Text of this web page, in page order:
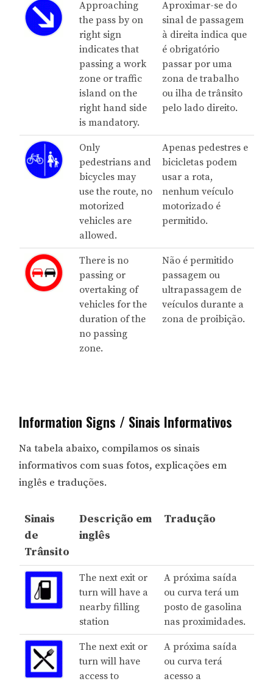
Approaching
the pass by on
right sign
indicates that
passing a work
zone or traffic
island on the
right hand side
is mandatory.
Aproximar-se do
sinal de passagem
à direita indica que
é obrigatório
passar por uma
zona de trabalho
ou ilha de trânsito
pelo lado direito.
Only
pedestrians and
bicycles may
use the route, no
motorized
vehicles are
allowed.
Apenas pedestres e
bicicletas podem
usar a rota,
nenhum veículo
motorizado é
permitido.
There is no
passing or
overtaking of
vehicles for the
duration of the
no passing
zone.
Não é permitido
passagem ou
ultrapassagem de
veículos durante a
zona de proibição.
Information Signs / Sinais Informativos
Na tabela abaixo, compilamos os sinais
informativos com suas fotos, explicações em
inglês e traduções.
Sinais
de
Trânsito
Descrição em
inglês
Tradução
The next exit or
turn will have a
nearby filling
station
A próxima saída
ou curva terá um
posto de gasolina
nas proximidades.
The next exit or
turn will have
access to
A próxima saída
ou curva terá
acesso a